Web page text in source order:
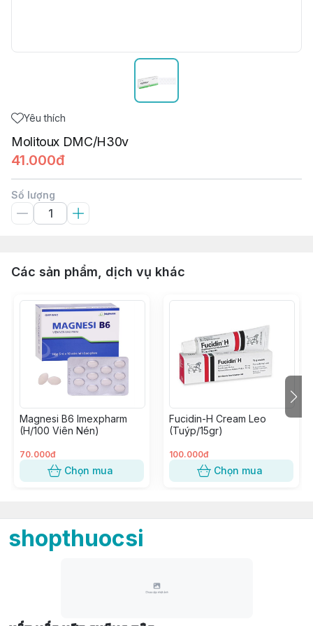
Yêu thích
Molitoux DMC/H30v
41.000đ
Số lượng
Các sản phẩm, dịch vụ khác
Magnesi B6 Imexpharm
(H/100 Viên Nén)
70.000đ
Chọn mua
Fucidin-H Cream Leo
(Tuýp/15gr)
100.000đ
Chọn mua
shopthuocsi